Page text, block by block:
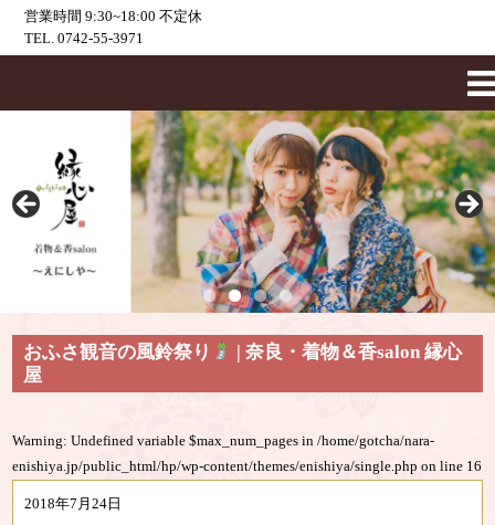
営業時間 9:30~18:00 不定休
TEL. 0742-55-3971
おふさ観音の風鈴祭り
| 奈良・着物＆香salon 縁心
屋
Warning: Undefined variable $max_num_pages in/home/gotcha/nara-
enishiya.jp/public_html/hp/wp-content/themes/enishiya/single.php on line 16
2018年7月24日